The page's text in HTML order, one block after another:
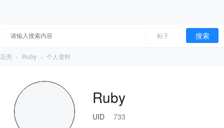
帖子 搜索
豆壳 › Ruby › 个人资料
Ruby
UID
733